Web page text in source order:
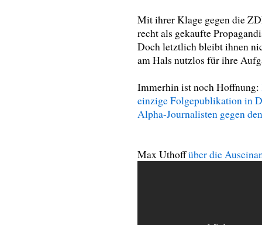
Mit ihrer Klage gegen die
recht als gekaufte
Doch letztlich bleibt ihnen
am Hals nutzlos für ihre
Immerhin ist noch Hoffnung:
einzige Folgepublikation in
Alpha-Journalisten gegen
Max Uthoffüber die